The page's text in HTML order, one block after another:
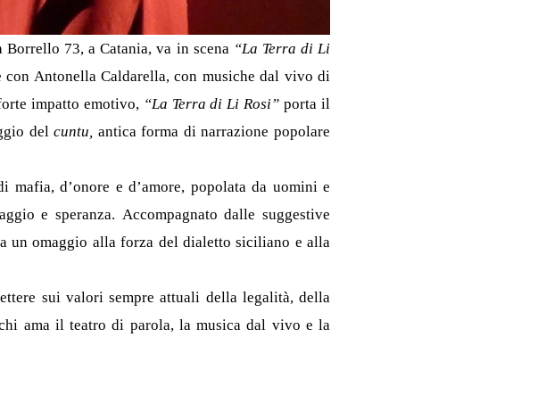
73, a Catania, va in scena “La Terra di Li
Antonella Caldarella, con musiche dal vivo di
impatto emotivo, “La Terra di Li Rosi” porta il
delcuntu, antica forma di narrazione popolare
mafia, d’onore e d’amore, popolata da uomini e
e speranza. Accompagnato dalle suggestive
un omaggio alla forza del dialetto siciliano e alla
sui valori sempre attuali della legalità, della
ama il teatro di parola, la musica dal vivo e la